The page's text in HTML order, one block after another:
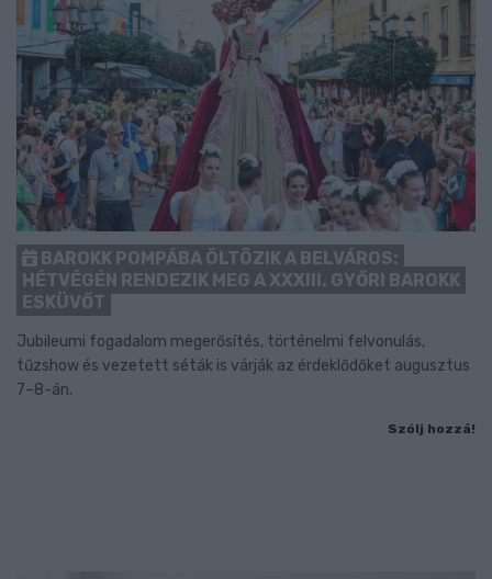
BAROKK POMPÁBA ÖLTÖZIK A BELVÁROS:
HÉTVÉGÉN RENDEZIK MEG A XXXIII. GYŐRI BAROKK
ESKÜVŐT
Jubileumi fogadalom megerősítés, történelmi felvonulás,
tűzshow és vezetett séták is várják az érdeklődőket augusztus
7–8-án.
Szólj hozzá!